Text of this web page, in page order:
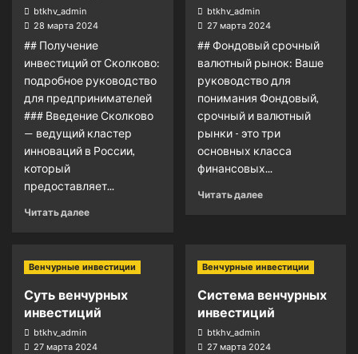
btkhv_admin
28 марта 2024
## Получение
инвестиций от Сколково:
подробное руководство
для предпринимателей
### Введение Сколково
— ведущий кластер
инноваций в России,
который
предоставляет...
Читать далее
btkhv_admin
27 марта 2024
## Фондовый срочный
валютный рынок: Ваше
руководство для
понимания Фондовый,
срочный и валютный
рынки - это три
основных класса
финансовых...
Читать далее
Венчурные инвестиции
Суть венчурных
инвестиций
btkhv_admin
27 марта 2024
Венчурные инвестиции
Система венчурных
инвестиций
btkhv_admin
27 марта 2024